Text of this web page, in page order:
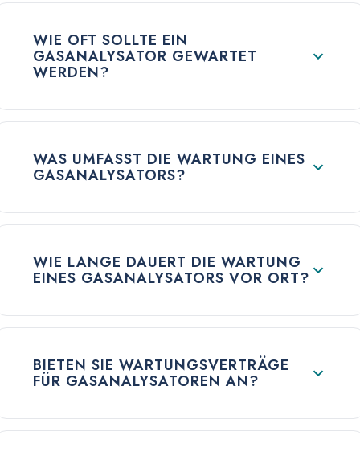
WIE OFT SOLLTE EIN
GASANALYSATOR GEWARTET
WERDEN?
WAS UMFASST DIE WARTUNG EINES
GASANALYSATORS?
WIE LANGE DAUERT DIE WARTUNG
EINES GASANALYSATORS VOR ORT?
BIETEN SIE WARTUNGSVERTRÄGE
FÜR GASANALYSATOREN AN?